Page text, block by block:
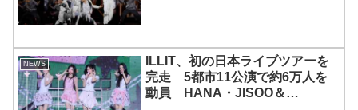
NEWS
ILLIT、初の日本ライブツアーを
完走 5都市11公演で約6万人を
動員 HANA・JISOO＆